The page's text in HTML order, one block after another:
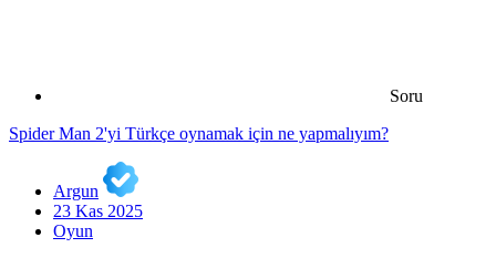
Soru
Spider Man 2'yi Türkçe oynamak için ne yapmalıyım?
Argun
23 Kas 2025
Oyun